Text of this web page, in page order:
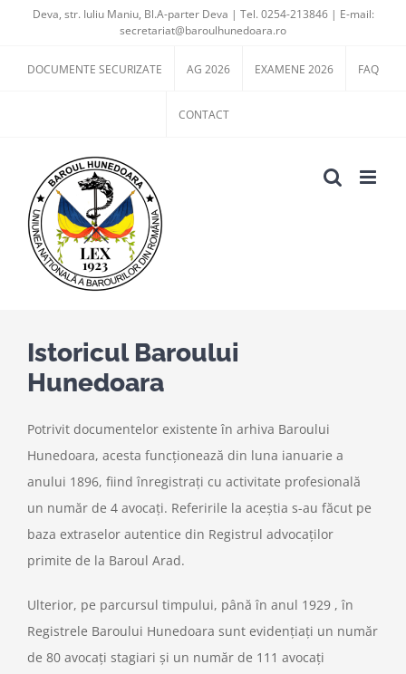
content
Deva, str. Iuliu Maniu, Bl.A-parter Deva | Tel. 0254-213846 | E-mail:
secretariat@baroulhunedoara.ro
DOCUMENTE SECURIZATE AG 2026 EXAMENE 2026 FAQ
CONTACT
Istoricul Baroului
Hunedoara
Potrivit documentelor existente în arhiva Baroului
Hunedoara, acesta funcţionează din luna ianuarie a
anului 1896, fiind înregistraţi cu activitate profesională
un număr de 4 avocaţi. Referirile la aceştia s-au făcut pe
baza extraselor autentice din Registrul advocaţilor
primite de la Baroul Arad.
Ulterior, pe parcursul timpului, până în anul 1929 , în
Registrele Baroului Hunedoara sunt evidenţiaţi un număr
de 80 avocaţi stagiari şi un număr de 111 avocaţi